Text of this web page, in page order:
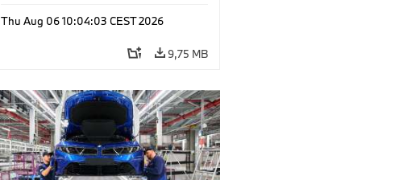
Thu Aug 06 10:04:03 CEST 2026
9,75 MB